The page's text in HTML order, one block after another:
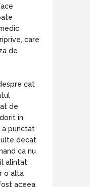
care
de
cat
de
in
a punctat
decat
ca nu
alintat
o alta
aceea